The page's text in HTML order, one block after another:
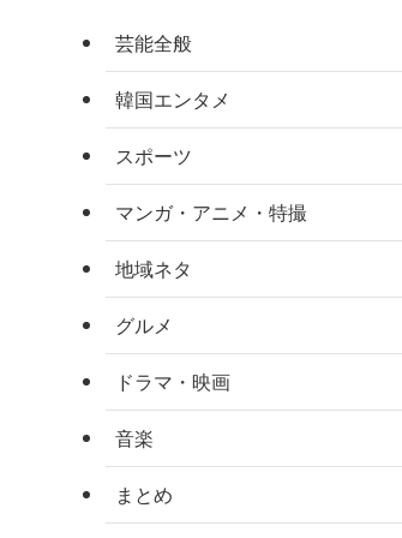
芸能全般
韓国エンタメ
スポーツ
マンガ・アニメ・特撮
地域ネタ
グルメ
ドラマ・映画
音楽
まとめ